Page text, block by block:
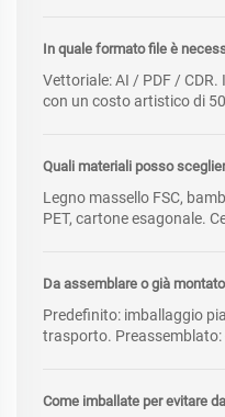
In quale formato file è
Vettoriale: AI / PDF /
con un costo artistico di 50
Quali materiali posso
Legno massello FSC,
PET, cartone esagonale.
Da assemblare o già
Predefinito: imballaggio
trasporto. Preassemblato:
Come imballate per evitare